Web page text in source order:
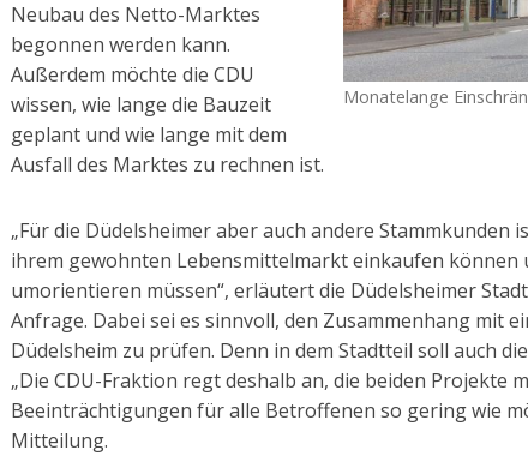
Monatelange
Neubau des Netto-Marktes
begonnen werden kann.
Außerdem möchte die CDU
wissen, wie lange die Bauzeit
geplant und wie lange mit dem
Ausfall des Marktes zu rechnen ist.
„Für die Düdelsheimer aber auch andere Stammkunden
ihrem gewohnten Lebensmittelmarkt einkaufen können
umorientieren müssen“, erläutert die Düdelsheimer
Anfrage. Dabei sei es sinnvoll, den Zusammenhang mit
Düdelsheim zu prüfen. Denn in dem Stadtteil soll auch
„Die CDU-Fraktion regt deshalb an, die beiden Projekte
Beeinträchtigungen für alle Betroffenen so gering wie
Mitteilung.